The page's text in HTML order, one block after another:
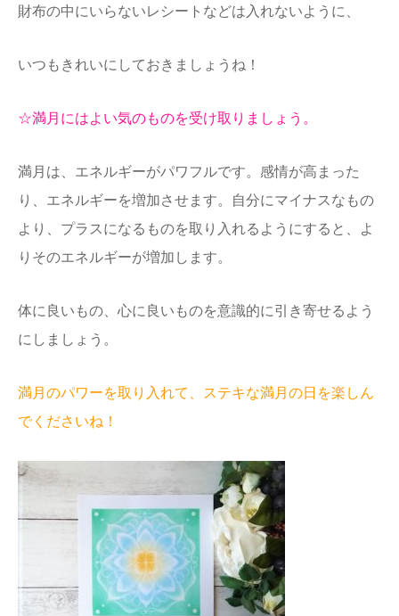
財布の中にいらないレシートなどは入れないように、
いつもきれいにしておきましょうね！
☆満月にはよい気のものを受け取りましょう。
満月は、エネルギーがパワフルです。感情が高まった
り、エネルギーを増加させます。自分にマイナスなもの
より、プラスになるものを取り入れるようにすると、よ
りそのエネルギーが増加します。
体に良いもの、心に良いものを意識的に引き寄せるよう
にしましょう。
満月のパワーを取り入れて、ステキな満月の日を楽しん
でくださいね！